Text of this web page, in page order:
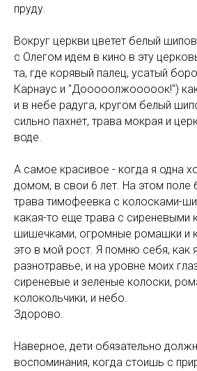
пруду.
Вокруг церкви цветет белый
с Олегом идем в кино в эту
та, где корявый палец, усатый
Карнаус и "Дооооолжооооок!")
и в небе радуга, кругом белый
сильно пахнет, трава мокрая и
воде.
А самое красивое - когда я одна
домом, в свои 6 лет. На этом поле
трава тимофеевка с колосками-
какая-то еще трава с сиреневыми
шишечками, огромные ромашки и
это в мой рост. Я помню себя, как
разнотравье, и на уровне моих
сиреневые и зеленые колоски,
колокольчики, и небо.
Здорово.
Наверное, дети обязательно
воспоминания, когда стоишь с